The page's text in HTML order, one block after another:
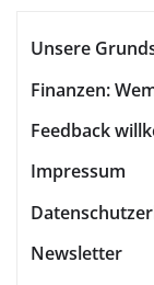
Unsere
Finanzen:
Feedback
Impressum
Newsletter